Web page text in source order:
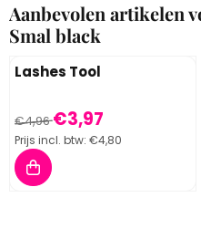
Aanbevolen artikelen
Smal black
Lashes Tool
Van 4,96 voor 3,97,
€4,96€3,97
Prijs incl. btw: €4,80